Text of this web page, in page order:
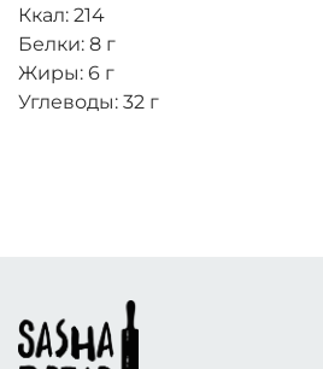
Ккал: 214
Белки: 8 г
Жиры: 6 г
Углеводы: 32 г